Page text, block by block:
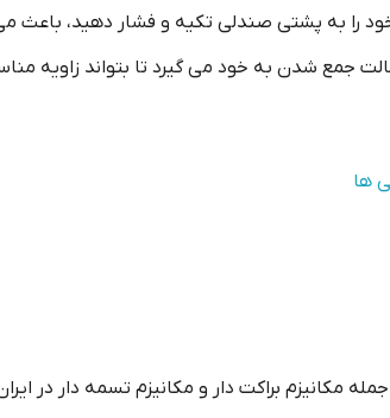
به پشتی صندلی تکیه و فشار دهید، باعث می
شدن به خود می گیرد تا بتواند زاویه
مکانیزم براکت دار و مکانیزم تسمه دار در